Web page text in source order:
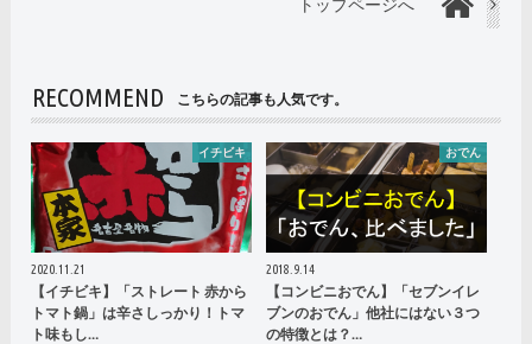
RECOMMEND こちらの記事も人気です。
イチビキ
2020.11.21
【イチビキ】「ストレート 赤から
トマト鍋」は辛さしっかり！トマ
ト味もし…
おでん
2018.9.14
【コンビニおでん】「セブンイレ
ブンのおでん」他社にはない３つ
の特徴とは？…